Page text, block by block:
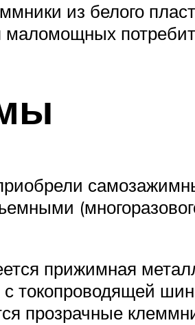
из белого
прижимная
токопроводящей
прозрачные